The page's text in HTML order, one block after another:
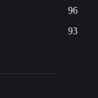
96
93